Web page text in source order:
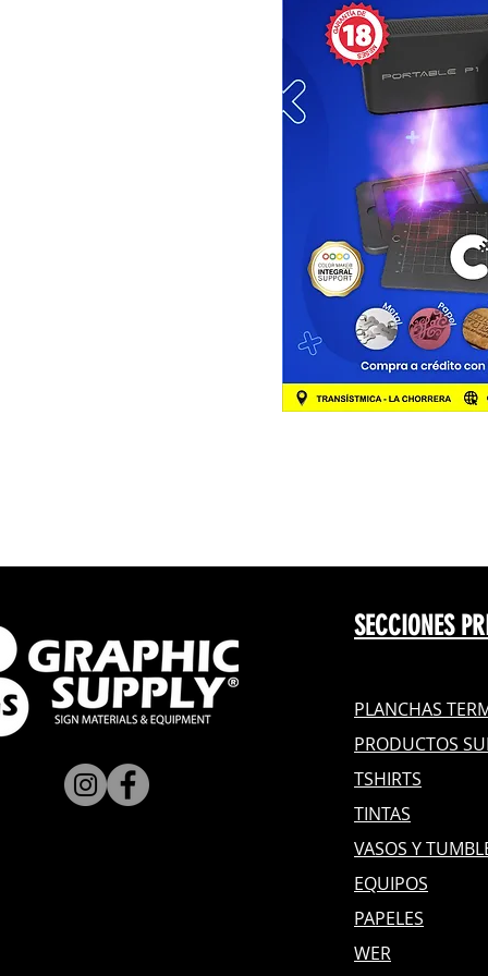
SECCIONES
PLANCHAS
PRODUCTOS
TSHIRTS
TINTAS
VASOS Y
EQUIPOS
PAPELES
WER